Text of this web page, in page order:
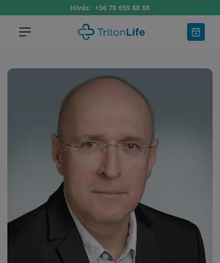
Hívás: +36 70 659 88 88